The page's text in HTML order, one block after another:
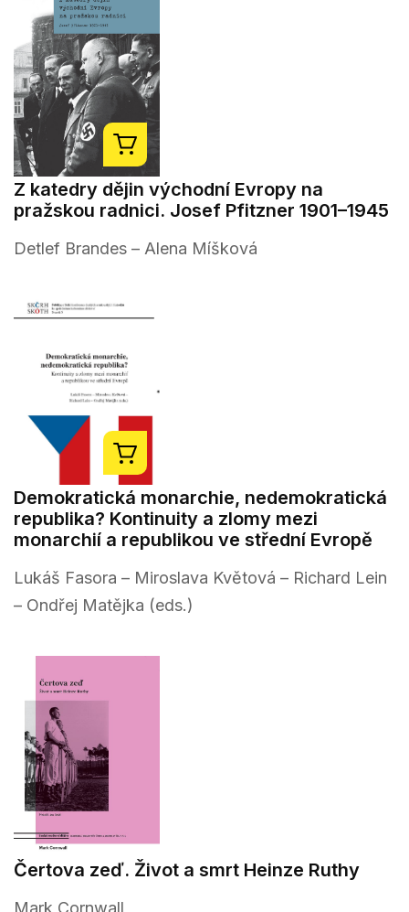
Z katedry dějin východní Evropy na
pražskou radnici. Josef Pfitzner 1901–1945
Detlef Brandes – Alena Míšková
Demokratická monarchie, nedemokratická
republika? Kontinuity a zlomy mezi
monarchií a republikou ve střední Evropě
Lukáš Fasora – Miroslava Květová – Richard Lein
– Ondřej Matějka (eds.)
Čertova zeď. Život a smrt Heinze Ruthy